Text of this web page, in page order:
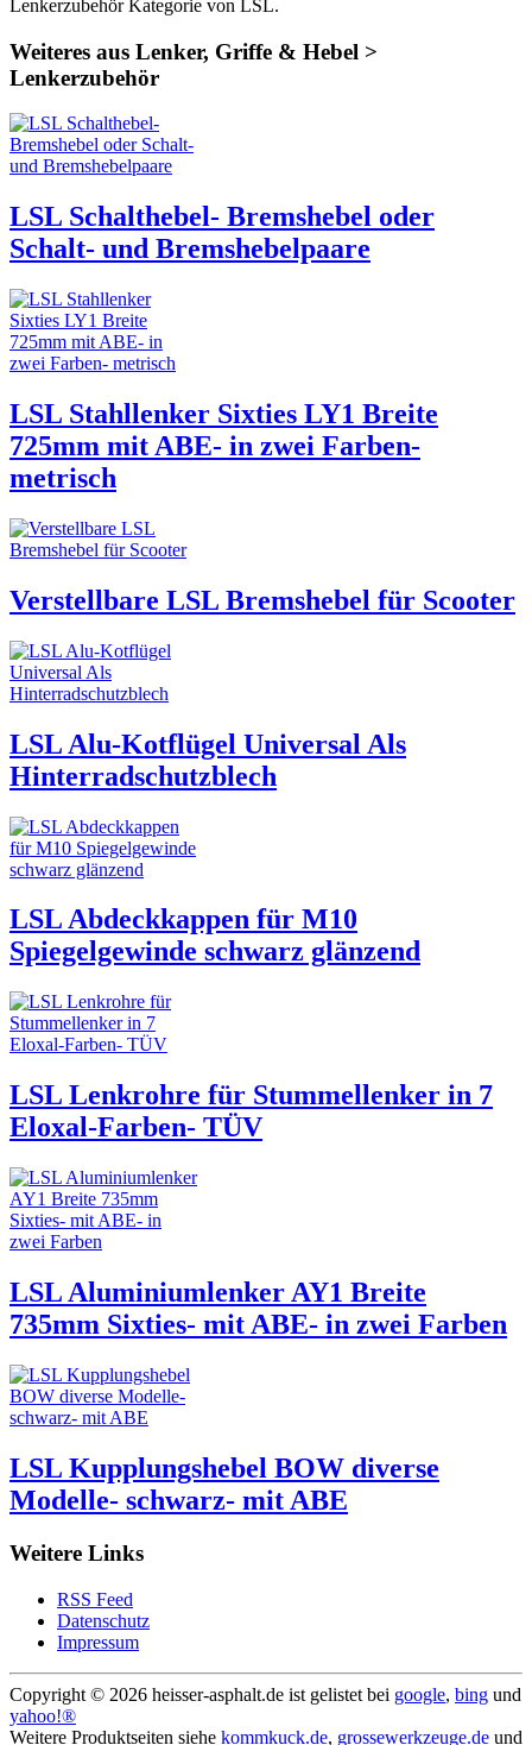
Lenkerzubehör Kategorie von LSL.
Weiteres aus Lenker, Griffe & Hebel >
Lenkerzubehör
LSL Schalthebel- Bremshebel oder
Schalt- und Bremshebelpaare
LSL Stahllenker Sixties LY1 Breite
725mm mit ABE- in zwei Farben-
metrisch
Verstellbare LSL Bremshebel für Scooter
LSL Alu-Kotflügel Universal Als
Hinterradschutzblech
LSL Abdeckkappen für M10
Spiegelgewinde schwarz glänzend
LSL Lenkrohre für Stummellenker in 7
Eloxal-Farben- TÜV
LSL Aluminiumlenker AY1 Breite
735mm Sixties- mit ABE- in zwei Farben
LSL Kupplungshebel BOW diverse
Modelle- schwarz- mit ABE
Weitere Links
RSS Feed
Datenschutz
Impressum
Copyright © 2026 heisser-asphalt.de ist gelistet bei google, bing und
yahoo!®
Weitere Produktseiten siehe kommkuck.de, grossewerkzeuge.de und